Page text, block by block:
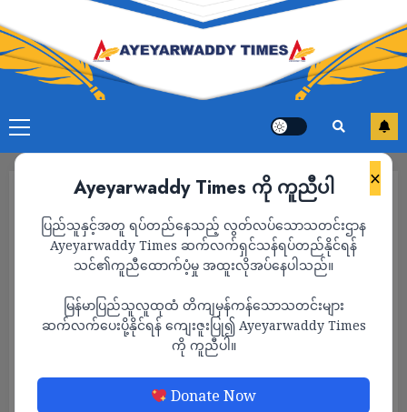
×
Ayeyarwaddy Times ကို ကူညီပါ
ပြည်သူနှင့်အတူ ရပ်တည်နေသည့် လွတ်လပ်သောသတင်းဌာန
Ayeyarwaddy Times ဆက်လက်ရှင်သန်ရပ်တည်နိုင်ရန်
သင်၏ကူညီထောက်ပံ့မှု အထူးလိုအပ်နေပါသည်။
မြန်မာပြည်သူလူထုထံ တိကျမှန်ကန်သောသတင်းများ
ဆက်လက်ပေးပို့နိုင်ရန် ကျေးဇူးပြု၍ Ayeyarwaddy Times
ကို ကူညီပါ။
Donate Now